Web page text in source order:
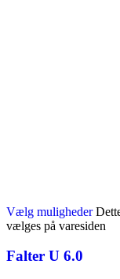
Vælg muligheder
vælges på varesiden
Falter U 6.0